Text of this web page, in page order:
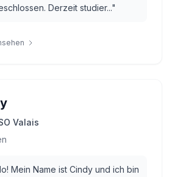
Derzeit studier..."
Valais
Mein Name ist Cindy und ich bin